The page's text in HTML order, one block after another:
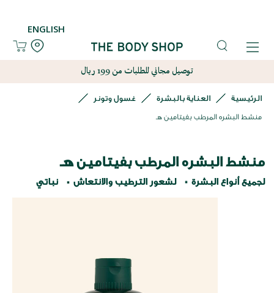
ENGLISH
توصيل مجاني للطلبات من 199 ريال
الرئيسية العناية بالبشرة غسول وتونر
منشط البشره المرطب بفيتامين هـ
منشط البشره المرطب بفيتامين هـ
لجميع أنواع البشرة لشعور الترطيب والانتعاش نباتي